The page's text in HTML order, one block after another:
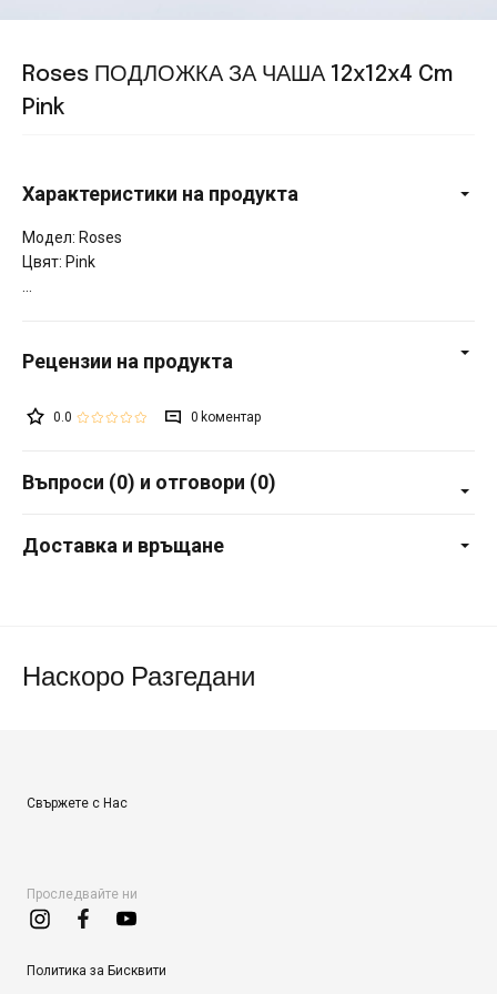
Roses ПОДЛОЖКА ЗА ЧАША 12x12x4 Cm
Pink
Характеристики на продукта
Модел: Roses
Цвят: Pink
0.0 0
Въпроси (0) и отговори (0)
Доставка и връщане
Наскоро Разгедани
Свържете с Нас
Проследвайте ни
Политика за Бисквити